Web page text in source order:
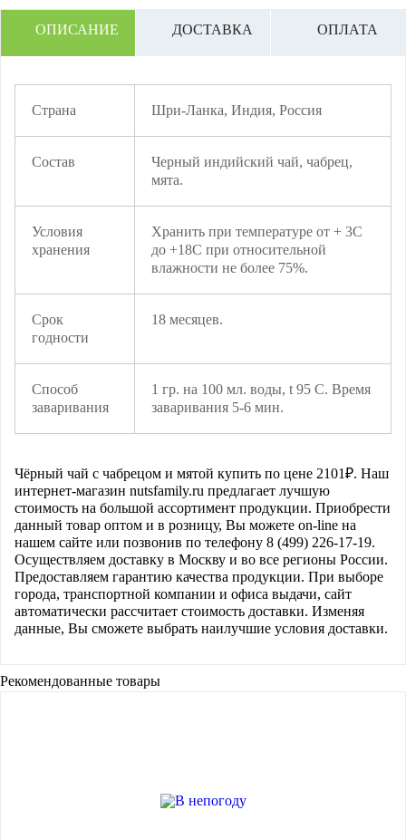
ОПИСАНИЕ ДОСТАВКА ОПЛАТА
Страна Шри-Ланка, Индия, Россия
Состав
Черный индийский чай, чабрец,
мята.
Условия
хранения
Хранить при температуре от + 3С
до +18С при относительной
влажности не более 75%.
Срок
годности
18 месяцев.
Способ
заваривания
1 гр. на 100 мл. воды, t 95 C. Время
заваривания 5-6 мин.
Чёрный чай с чабрецом и мятой купить по цене 2101₽. Наш
интернет-магазин nutsfamily.ru предлагает лучшую
стоимость на большой ассортимент продукции. Приобрести
данный товар оптом и в розницу, Вы можете on-line на
нашем сайте или позвонив по телефону 8 (499) 226-17-19.
Осуществляем доставку в Москву и во все регионы России.
Предоставляем гарантию качества продукции. При выборе
города, транспортной компании и офиса выдачи, сайт
автоматически рассчитает стоимость доставки. Изменяя
данные, Вы сможете выбрать наилучшие условия доставки.
Рекомендованные товары